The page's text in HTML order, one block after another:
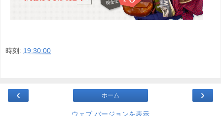
時刻: 19:30:00
‹ ›
ホーム
ウェブ バージョンを表示